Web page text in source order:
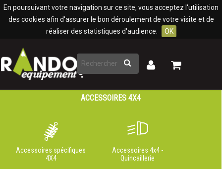
En poursuivant votre navigation sur ce site, vous acceptez l'utilisation
des cookies afin d'assurer le bon déroulement de votre visite et de
réaliser des statistiques d'audience.
OK
Rechercher
Mon
Mon
ACCESSOIRES 4X4
Accessoires spécifiques
4X4
Accessoires 4x4 -
Quincaillerie
Panneau de gestion des cookies